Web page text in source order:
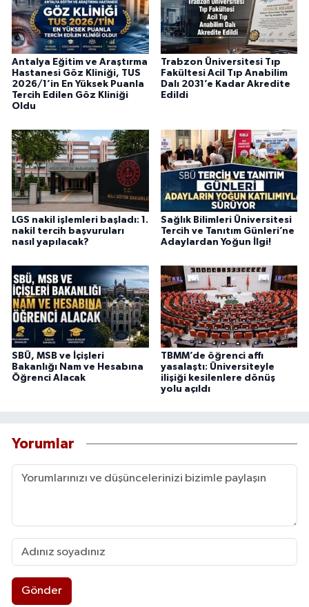
Antalya Eğitim ve Araştırma
Hastanesi Göz Kliniği, TUS
2026/1’in En Yüksek Puanla
Tercih Edilen Göz Kliniği
Oldu
Trabzon Üniversitesi Tıp
Fakültesi Acil Tıp Anabilim
Dalı 2031’e Kadar Akredite
Edildi
LGS nakil işlemleri başladı: 1.
nakil tercih başvuruları
nasıl yapılacak?
Sağlık Bilimleri Üniversitesi
Tercih ve Tanıtım Günleri’ne
Adaylardan Yoğun İlgi!
SBÜ, MSB ve İçişleri
Bakanlığı Nam ve Hesabına
Öğrenci Alacak
TBMM’de öğrenci affı
yasalaştı: Üniversiteyle
ilişiği kesilenlere dönüş
yolu açıldı
Yorumlar
Gönder